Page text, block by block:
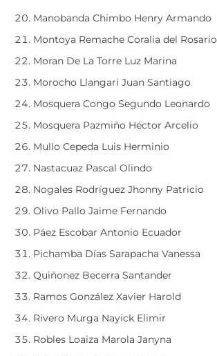
Manobanda Chimbo Henry Armando
Montoya Remache Coralia del Rosario
Moran De La Torre Luz Marina
Morocho Llangari Juan Santiago
Mosquera Congo Segundo Leonardo
Mosquera Pazmiño Héctor Arcelio
Mullo Cepeda Luis Herminio
Nastacuaz Pascal Olindo
Nogales Rodríguez Jhonny Patricio
Olivo Pallo Jaime Fernando
Páez Escobar Antonio Ecuador
Pichamba Días Sarapacha Vanessa
Quiñonez Becerra Santander
Ramos González Xavier Harold
Rivero Murga Nayick Elimir
Robles Loaiza Marola Janyna